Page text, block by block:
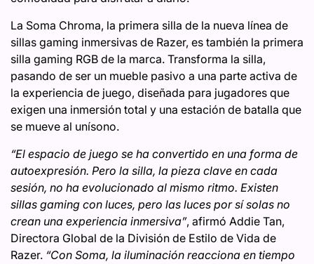
La Soma Chroma, la primera silla de la nueva línea de
sillas gaming inmersivas de Razer, es también la primera
silla gaming RGB de la marca. Transforma la silla,
pasando de ser un mueble pasivo a una parte activa de
la experiencia de juego, diseñada para jugadores que
exigen una inmersión total y una estación de batalla que
se mueve al unísono.
“El espacio de juego se ha convertido en una forma de
autoexpresión. Pero la silla, la pieza clave en cada
sesión, no ha evolucionado al mismo ritmo. Existen
sillas gaming con luces, pero las luces por sí solas no
crean una experiencia inmersiva”, afirmó Addie Tan,
Directora Global de la División de Estilo de Vida de
Razer. “Con Soma, la iluminación reacciona en tiempo